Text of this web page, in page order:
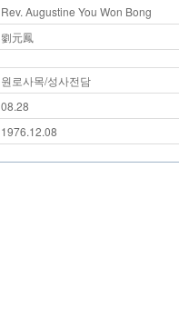
Rev. Augustine You Won Bong
劉元鳳
원로사목/성사전담
08.28
1976.12.08